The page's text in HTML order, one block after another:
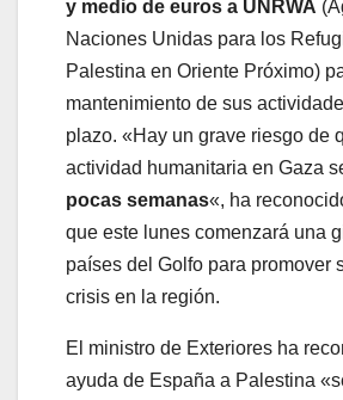
y medio de euros a UNRWA
Naciones Unidas para los
Palestina en Oriente Próximo)
mantenimiento de sus
plazo. «Hay un grave riesgo de
actividad humanitaria en Gaza
pocas semanas«, ha
que este lunes comenzará una
países del Golfo para promover
crisis en la región.
El ministro de Exteriores ha
ayuda de España a Palestina